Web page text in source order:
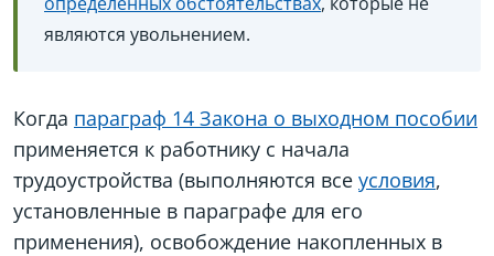
являются увольнением.
Когда параграф 14 Закона о выходном пособии
применяется к работнику с начала
трудоустройства (выполняются все условия,
установленные в параграфе для его
применения), освобождение накопленных в